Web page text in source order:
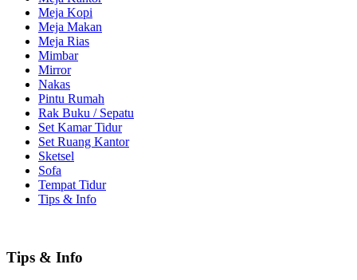
Meja Kopi
Meja Makan
Meja Rias
Mimbar
Mirror
Nakas
Pintu Rumah
Rak Buku / Sepatu
Set Kamar Tidur
Set Ruang Kantor
Sketsel
Sofa
Tempat Tidur
Tips & Info
Tips & Info